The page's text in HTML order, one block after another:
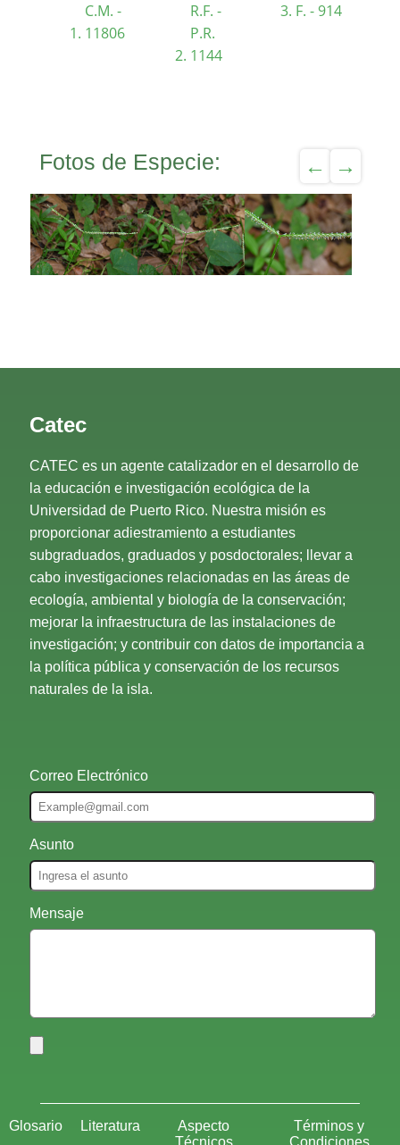
C.M. -
11806
R.F. -
P.R.
1144
F. - 914
Fotos de Especie:
Catec
CATEC es un agente catalizador en el desarrollo de
la educación e investigación ecológica de la
Universidad de Puerto Rico. Nuestra misión es
proporcionar adiestramiento a estudiantes
subgraduados, graduados y posdoctorales; llevar a
cabo investigaciones relacionadas en las áreas de
ecología, ambiental y biología de la conservación;
mejorar la infraestructura de las instalaciones de
investigación; y contribuir con datos de importancia a
la política pública y conservación de los recursos
naturales de la isla.
Correo Electrónico
Asunto
Mensaje
Glosario Literatura
Aspecto
Términos y